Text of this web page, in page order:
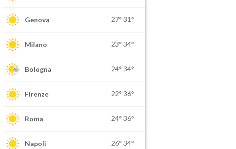
Genova 27° 31°
Milano 23° 34°
Bologna 24° 34°
Firenze 22° 36°
Roma 24° 36°
Napoli 26° 34°